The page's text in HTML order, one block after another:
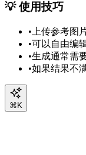
💡 使用技巧
• 上传参考图
•可以自由编
•生成通常需
•如果结果不
⌘K